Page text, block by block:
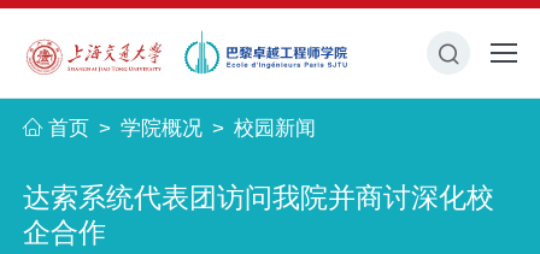
首页 > 学院概况 > 校园新闻
达索系统代表团访问我院并商讨深化校
企合作